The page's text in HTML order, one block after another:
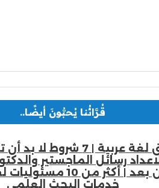
قُرَّائُنا يُحبُّونَ أيضًا..
بد أن تتوفر لتنفيذ المهمة
رسائل الماجستير
لفريق العمل الاحترافي
خدمات البحث العلمي